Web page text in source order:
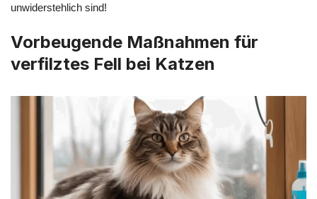
unwiderstehlich sind!
Vorbeugende Maßnahmen für
verfilztes Fell bei Katzen